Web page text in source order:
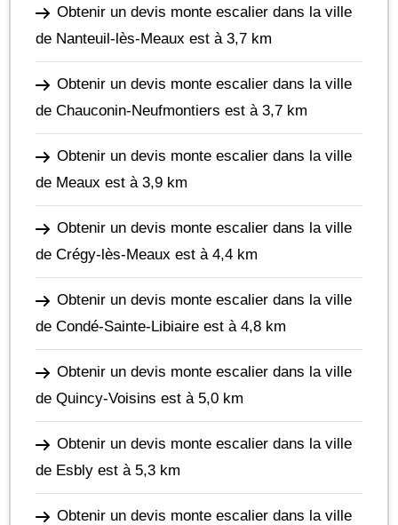
Obtenir un devis monte escalier dans la ville
de Nanteuil-lès-Meaux est à 3,7 km
Obtenir un devis monte escalier dans la ville
de Chauconin-Neufmontiers est à 3,7 km
Obtenir un devis monte escalier dans la ville
de Meaux est à 3,9 km
Obtenir un devis monte escalier dans la ville
de Crégy-lès-Meaux est à 4,4 km
Obtenir un devis monte escalier dans la ville
de Condé-Sainte-Libiaire est à 4,8 km
Obtenir un devis monte escalier dans la ville
de Quincy-Voisins est à 5,0 km
Obtenir un devis monte escalier dans la ville
de Esbly est à 5,3 km
Obtenir un devis monte escalier dans la ville